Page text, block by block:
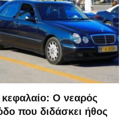
Ο νεαρός
που διδάσκει ήθος